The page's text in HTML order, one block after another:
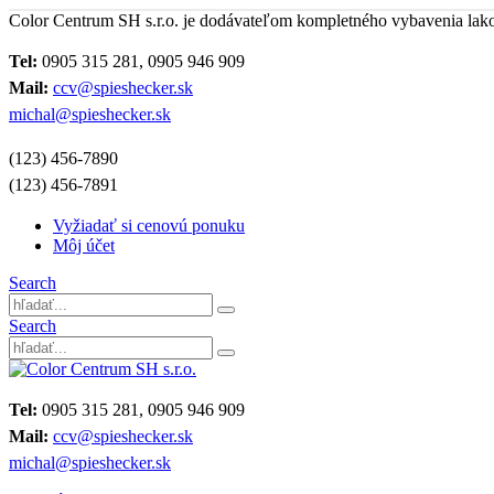
Color Centrum SH s.r.o. je dodávateľom kompletného vybavenia
Tel: 0905 315 281, 0905 946 909
Mail: ccv@spieshecker.sk
michal@spieshecker.sk
(123) 456-7890
(123) 456-7891
Vyžiadať si cenovú ponuku
Môj účet
Search
Search
Tel: 0905 315 281, 0905 946 909
Mail: ccv@spieshecker.sk
michal@spieshecker.sk